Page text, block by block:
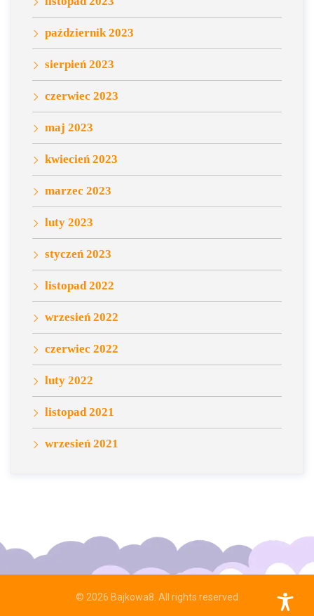
październik 2023
sierpień 2023
czerwiec 2023
maj 2023
kwiecień 2023
marzec 2023
luty 2023
styczeń 2023
listopad 2022
wrzesień 2022
czerwiec 2022
luty 2022
listopad 2021
wrzesień 2021
© 2026 Bajkowa8 . All rights reserved